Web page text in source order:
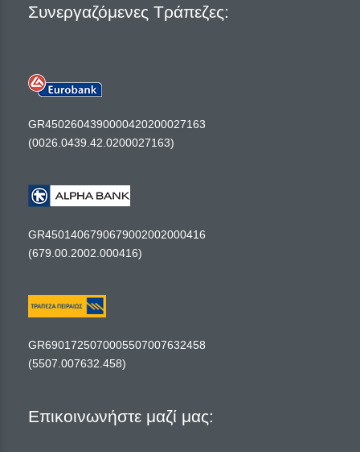
Συνεργαζόμενες Τράπεζες:
GR4502604390000420200027163
(0026.0439.42.0200027163)
GR4501406790679002002000416
(679.00.2002.000416)
GR6901725070005507007632458
(5507.007632.458)
Επικοινωνήστε μαζί μας: